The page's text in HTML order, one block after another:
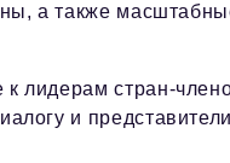
а также
лидерам стран-
и представители